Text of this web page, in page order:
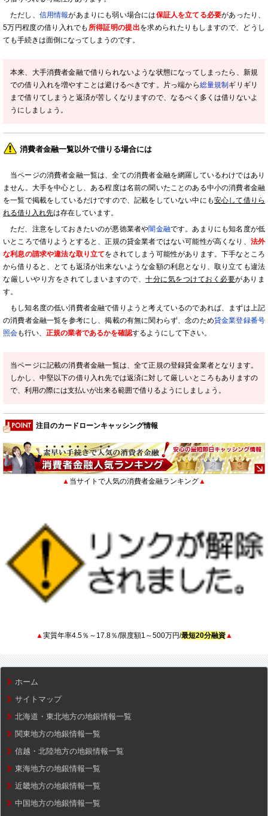
ただし、 信用情報があまりにも弱い場合には保証人を立てる必要があったり、
5万円程度の借り入れでも 所得証明の提出を求められたりもしますので、どうし
ても手続きは面倒になってしまうのです。
本来、大手消費者金融で借りられないような状態になってしまったら、新規
での借り入れを増やすことは避けるべきです。片っ端から総量規制ギリギリ
まで借りてしまうと返済が苦しくなりますので、なるべく多くは借りないよ
うにしましょう。
消費者金融一覧以外で借りる場合には
当ページの消費者金融一覧は、全ての消費者金融を網羅しているわけではあり
ません。大手を中心とし、ある程度は名前の聞いたことのある中小の消費者金融
を一覧で掲載をしているだけですので、記載をしていない中にも安心して借りら
れる借り入れ先は存在しています。
ただ、注意をしておきたいのが悪徳業者や闇金融です。あまりにも知名度が低
いところで借りようとすると、正規の貸金業者ではない可能性が高くなり、 法外
な利息の請求や違法な取り立てをされてしまう可能性があります。下手なところ
から借りると、とても返済が出来ないような金額の利息となり、取り立ても違法
な厳しいやり方をされてしまいますので、十分に気をつけておく必要がありま
す。
もし知名度の低い消費者金融で借りようと考えているのであれば、まずは上記
の消費者金融一覧を参考にし、掲載の有無に関わらず、念のため貸金業登録番号
照会も行い、 正規の業者であるかを確認するようにして下さい。
当ページに記載の消費者金融一覧は、全て正規の登録貸金業者となります。
しかし、中堅以下の借り入れ先では返済に対して厳しいところもありますの
で、利用の際には支払いが出来る範囲で借りるようにしましょう。
注目のカードローンキャッシング情報
▲ 当サイトで人気の消費者金融ランキング▲
▲実質年率4.5％～17.8％/限度額1～500万円/最短20分融資▲
ホーム
サイトマップ
北海道・東北地方の地銀情報一覧
関東地方の地銀情報一覧
信越・北陸地方の地銀情報一覧
東海地方の地銀情報一覧
近畿地方の地銀情報一覧
中国地方の地銀情報一覧